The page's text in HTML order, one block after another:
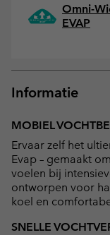
Omni-
EVAP
Informatie
MOBIEL
Ervaar zelf het
Evap – gemaakt
voelen bij
ontworpen voor
koel en
SNELLE